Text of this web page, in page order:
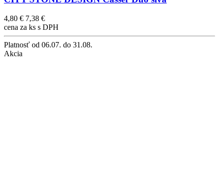
4,80 € 7,38 €
cena za ks s DPH
Platnosť od 06.07. do 31.08.
Akcia